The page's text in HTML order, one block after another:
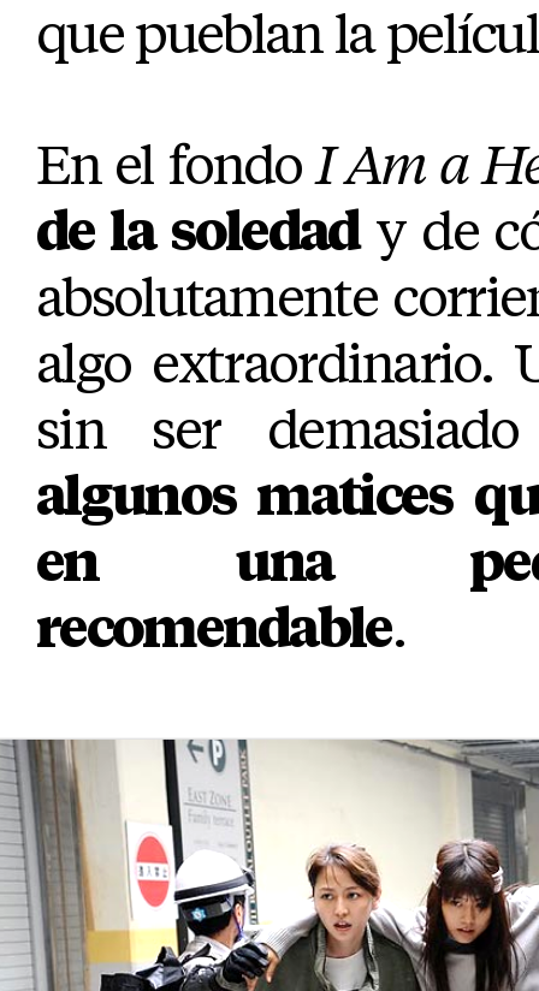
que pueblan la
En el fondoI Am a
de la soledady de
absolutamente
algo extraordinario.
sin ser
algunos matices
en una
recomendable.